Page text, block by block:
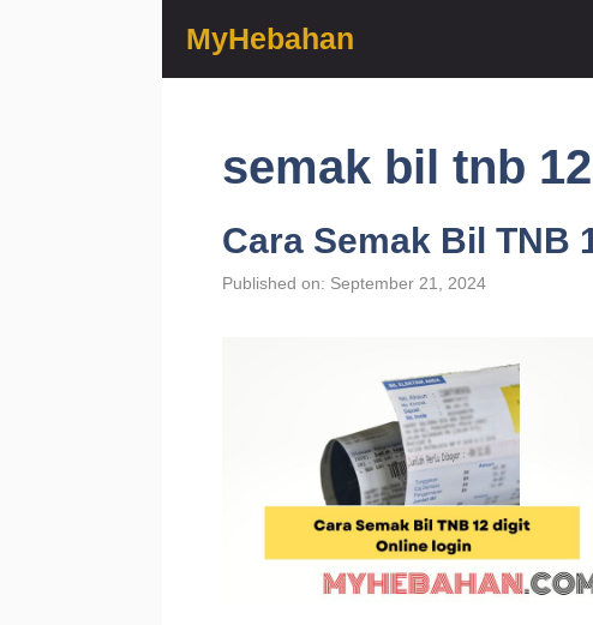
MyHebahan
semak bil tnb
Cara Semak Bil TNB
Published on: September 21, 2024